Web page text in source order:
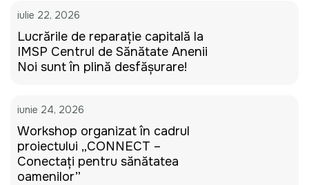
iulie 22, 2026
Lucrările de reparație capitală la
IMSP Centrul de Sănătate Anenii
Noi sunt în plină desfășurare!
iunie 24, 2026
Workshop organizat în cadrul
proiectului „CONNECT –
Conectați pentru sănătatea
oamenilor”